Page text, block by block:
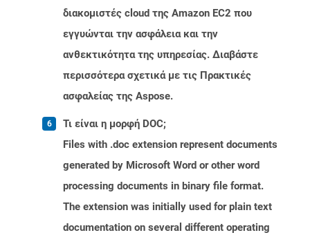
διακομιστές cloud της Amazon EC2 που
εγγυώνται την ασφάλεια και την
ανθεκτικότητα της υπηρεσίας. Διαβάστε
περισσότερα σχετικά με τις Πρακτικές
ασφαλείας της Aspose.
Τι είναι η μορφή DOC;
Files with .doc extension represent documents
generated by Microsoft Word or other word
processing documents in binary file format.
The extension was initially used for plain text
documentation on several different operating